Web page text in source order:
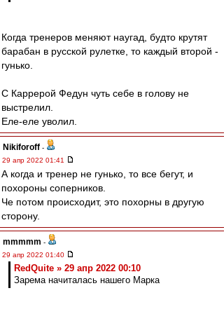
Когда тренеров меняют наугад, будто крутят
барабан в русской рулетке, то каждый второй -
гунько.
С Каррерой Федун чуть себе в голову не
выстрелил.
Еле-еле уволил.
Nikiforoff -
29 апр 2022 01:41
А когда и тренер не гунько, то все бегут, и
похороны соперников.
Че потом происходит, это похорны в другую
сторону.
mmmmm -
29 апр 2022 01:40
RedQuite » 29 апр 2022 00:10
Зарема начиталась нашего Марка